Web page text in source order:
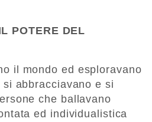
POTERE DEL
il mondo ed esploravano
abbracciavano e si
che ballavano
ed individualistica